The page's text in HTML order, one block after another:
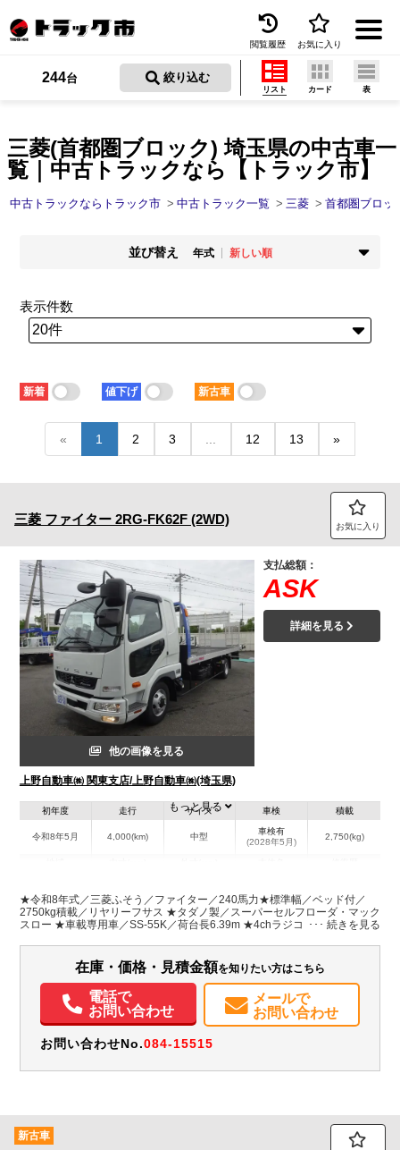
トラック買取
トラック市とは
お問い合わせ
トラック市FC会員専用ページはこちら
ログイン
閲覧履歴 お気に入り
三菱(首都圏ブロック) 埼玉県の中古車一
覧｜中古トラックなら【トラック市】
244台 絞り込む
リスト カード 表
中古トラックならトラック市 中古トラック一覧 三菱 首都圏ブロッ
並び替え 年式
新しい順
新着順
走行距離
少ない順
多い順
価格
安い順
高い順
少ない順
多い順
短い順
表示件数
新着 値下げ 新古車
« 1 2 3 12 13 »
三菱 ファイター 2RG-FK62F (2WD) お気に入り
他の画像を見る
上野自動車㈱ 関東支店/上野自動車㈱(埼玉県)
支払総額：
ASK
詳細を見る
初年度
令和8年5月
走行
4,000(km)
サイズ
中型
車検
車検有
(2028年5月)
積載
2,750(kg)
埼玉県
W:2,150
H:90
W:2,270
H:2,420
無
パワステ パワーウィンドウ ABS エアバッグ
集中ドアロック
電動格納ミラー
カーナビ TV ETC
バックモニター
取扱説明書（一部含む）
メンテナンスノート（保証書）
もっと見る
★令和8年式／三菱ふそう／ファイター／240馬力★標準幅／ベッド付／
2750kg積載／リヤリーフサス ★タダノ製／スーパーセルフローダ・マック
スロー ★車載専用車／SS-55K／荷台長6.39m ★4chラジコン／ウインチ／
在庫・価格・見積金額を知りたい方はこちら
電話で
お問い合わせ
メールで
お問い合わせ
お問い合わせNo.084-15515
新古車